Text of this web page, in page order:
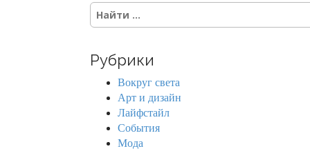
S
c
Рубрики
Вокруг света
Арт и дизайн
Лайфстайл
События
Мода